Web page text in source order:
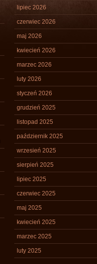
lipiec 2026
czerwiec 2026
maj 2026
kwiecień 2026
marzec 2026
luty 2026
styczeń 2026
grudzień 2025
listopad 2025
październik 2025
wrzesień 2025
sierpień 2025
lipiec 2025
czerwiec 2025
maj 2025
kwiecień 2025
marzec 2025
luty 2025